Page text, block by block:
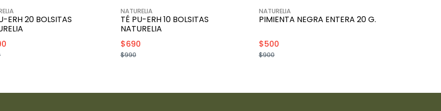
ERH 20 BOLSITAS
NATURELIA
TÉ PU-ERH 10 BOLSITAS
NATURELIA
$690
$990
NATURELIA
PIMIENTA NEGRA ENTERA 20 G.
$500
$900